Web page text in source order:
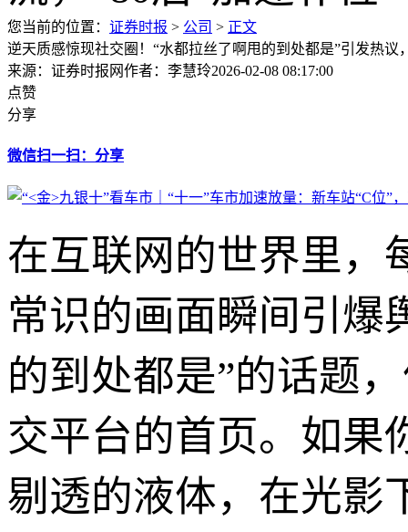
您当前的位置： 证券时报 > 公司 > 正文
逆天质感惊现社交圈！“水都拉丝了啊甩的到处都是”引发热议
来源：证券时报网作者：李慧玲2026-02-08 08:17:00
点赞
分享
微信扫一扫：分享
在互联网的世界里，
常识的画面瞬间引爆
的到处都是”的话题
交平台的首页。如果
剔透的液体，在光影